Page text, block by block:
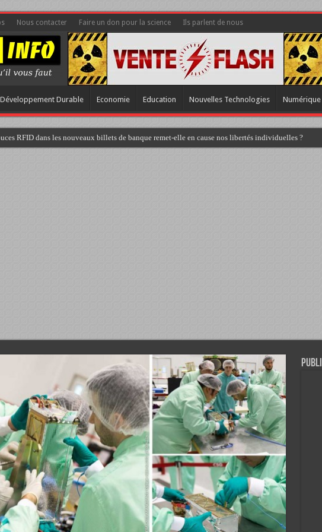
Nous contacter Faire un don pour la science Ils parlent de nous
Développement Durable Economie Education Nouvelles Technologies Numérique
RFID dans les nouveaux billets de banque remet-elle en cause nos libertés individuelles ?